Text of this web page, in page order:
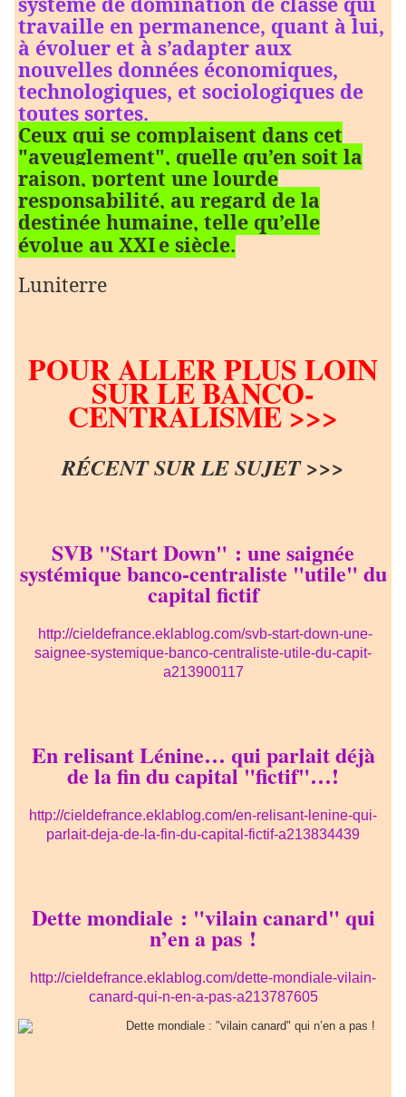
travaille en permanence, quant à lui,
à évoluer et à s’adapter aux
nouvelles données économiques,
technologiques, et sociologiques de
toutes sortes.
Ceux qui se complaisent dans cet
"aveuglement", quelle qu’en soit la
raison, portent une lourde
responsabilité, au regard de la
destinée humaine, telle qu’elle
évolue au XXIe siècle.
Luniterre
POUR ALLER PLUS LOIN
SUR LE BANCO-
CENTRALISME >>>
RÉCENT SUR LE SUJET >>>
SVB "Start Down" : une saignée
systémique banco-centraliste "utile" du
capital fictif
http://cieldefrance.eklablog.com/svb-start-down-une-
saignee-systemique-banco-centraliste-utile-du-capit-
a213900117
En relisant Lénine… qui parlait déjà
de la fin du capital "fictif"…!
http://cieldefrance.eklablog.com/en-relisant-lenine-qui-
parlait-deja-de-la-fin-du-capital-fictif-a213834439
Dette mondiale : "vilain canard" qui
n’en a pas !
http://cieldefrance.eklablog.com/dette-mondiale-vilain-
canard-qui-n-en-a-pas-a213787605